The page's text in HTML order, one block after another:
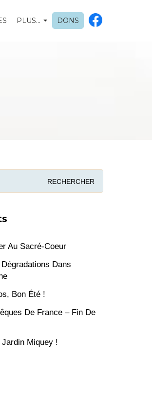
PLUS… DONS
Au Sacré-Coeur
Dans
Bon Été !
De France – Fin De
Miquey !